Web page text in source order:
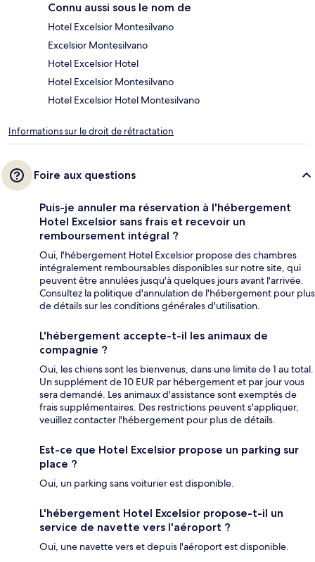
Connu aussi sous le nom de
Hotel Excelsior Montesilvano
Excelsior Montesilvano
Hotel Excelsior Hotel
Hotel Excelsior Montesilvano
Hotel Excelsior Hotel Montesilvano
Informations sur le droit de rétractation
Foire aux questions
Puis-je annuler ma réservation à l'hébergement
Hotel Excelsior sans frais et recevoir un
remboursement intégral ?
Oui, l'hébergement Hotel Excelsior propose des chambres
intégralement remboursables disponibles sur notre site, qui
peuvent être annulées jusqu'à quelques jours avant l'arrivée.
Consultez la politique d'annulation de l'hébergement pour plus
de détails sur les conditions générales d'utilisation.
L'hébergement accepte-t-il les animaux de
compagnie ?
Oui, les chiens sont les bienvenus, dans une limite de 1 au total.
Un supplément de 10 EUR par hébergement et par jour vous
sera demandé. Les animaux d'assistance sont exemptés de
frais supplémentaires. Des restrictions peuvent s'appliquer,
veuillez contacter l'hébergement pour plus de détails.
Est-ce que Hotel Excelsior propose un parking sur
place ?
Oui, un parking sans voiturier est disponible.
L'hébergement Hotel Excelsior propose-t-il un
service de navette vers l'aéroport ?
Oui, une navette vers et depuis l'aéroport est disponible.